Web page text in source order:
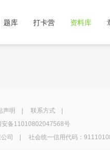
题库 打卡营 资料库
声明 联系方式|
安备11010802047568号
公司 | 社会统一信用代码：